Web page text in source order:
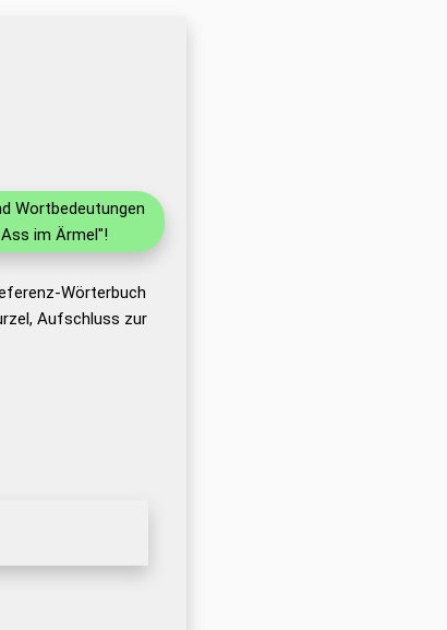
Wortbedeutungen
im Ärmel"!
Wörterbuch
Aufschluss zur